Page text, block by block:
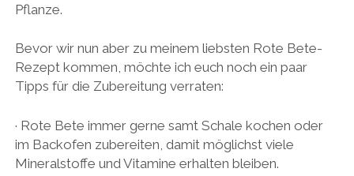
Pflanze.
Bevor wir nun aber zu meinem liebsten Rote Bete-
Rezept kommen, möchte ich euch noch ein paar
Tipps für die Zubereitung verraten:
· Rote Bete immer gerne samt Schale kochen oder
im Backofen zubereiten, damit möglichst viele
Mineralstoffe und Vitamine erhalten bleiben.